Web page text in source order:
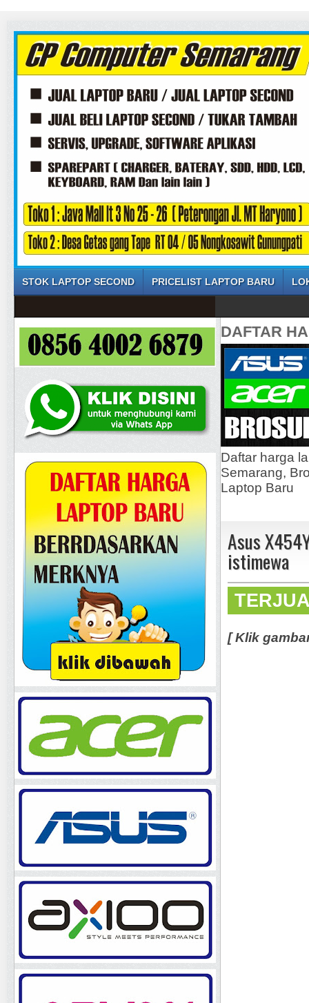
STOK LAPTOP SECOND PRICELIST LAPTOP BARU
DAFTAR
Daftar harga
Semarang,
Laptop Baru
Asus
istimewa
[ Klik